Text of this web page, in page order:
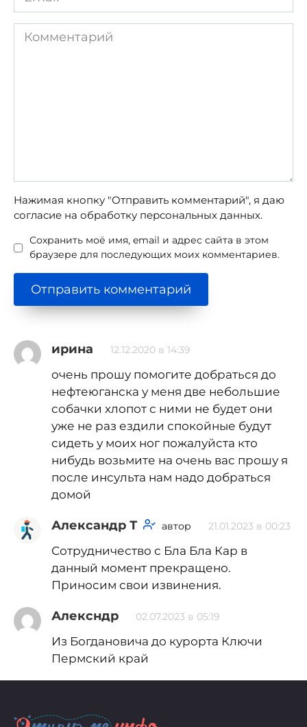
*
Комментарий
Нажимая кнопку "Отправить комментарий", я даю
согласие на обработку персональных данных.
Сохранить моё имя, email и адрес сайта в этом
браузере для последующих моих комментариев.
ирина 12.12.2020 в 14:39
очень прошу помогите добраться до
нефтеюганска у меня две небольшие
собачки хлопот с ними не будет они
уже не раз ездили спокойные будут
сидеть у моих ног пожалуйста кто
нибудь возьмите на очень вас прошу я
после инсульта нам надо добраться
домой
Александр Т автор 21.01.2023 в 00:23
Сотрудничество с Бла Бла Кар в
данный момент прекращено.
Приносим свои извинения.
Алексндр 02.07.2023 в 05:19
Из Богдановича до курорта Ключи
Пермский край